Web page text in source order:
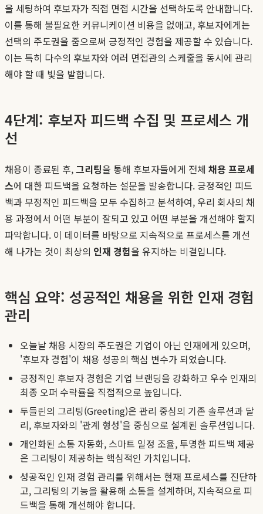
을 세팅하여 후보자가 직접 면접 시간을 선택하도록 안내합니다.
이를 통해 불필요한 커뮤니케이션 비용을 없애고, 후보자에게는
선택의 주도권을 줌으로써 긍정적인 경험을 제공할 수 있습니다.
이는 특히 다수의 후보자와 여러 면접관의 스케줄을 동시에 관리
해야 할 때 빛을 발합니다.
4단계: 후보자 피드백 수집 및 프로세스 개
선
채용이 종료된 후,그리팅을 통해 후보자들에게 전체 채용 프로세
스에 대한 피드백을 요청하는 설문을 발송합니다. 긍정적인 피드
백과 부정적인 피드백을 모두 수집하고 분석하여, 우리 회사의 채
용 과정에서 어떤 부분이 잘되고 있고 어떤 부분을 개선해야 할지
파악합니다. 이 데이터를 바탕으로 지속적으로 프로세스를 개선
해 나가는 것이 최상의 인재 경험을 유지하는 비결입니다.
핵심 요약: 성공적인 채용을 위한 인재 경험
관리
오늘날 채용 시장의 주도권은 기업이 아닌 인재에게 있으며,
'후보자 경험'이 채용 성공의 핵심 변수가 되었습니다.
긍정적인 후보자 경험은 기업 브랜딩을 강화하고 우수 인재의
최종 오퍼 수락률을 직접적으로 높입니다.
두들린의 그리팅(Greeting)은 관리 중심의 기존 솔루션과 달
리, 후보자와의 '관계 형성'을 중심으로 설계된 솔루션입니다.
개인화된 소통 자동화, 스마트 일정 조율, 투명한 피드백 제공
은 그리팅이 제공하는 핵심적인 가치입니다.
성공적인 인재 경험 관리를 위해서는 현재 프로세스를 진단하
고, 그리팅의 기능을 활용해 소통을 설계하며, 지속적으로 피
드백을 통해 개선해야 합니다.